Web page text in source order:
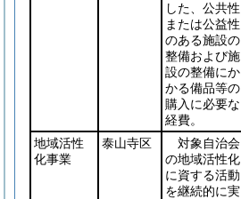
した、公共性
または公益性
のある施設の
整備および施
設の整備にか
かる備品等の
購入に必要な
経費。
地域活性
化事業
泰山寺区
対象自治会
の地域活性化
に資する活動
を継続的に実